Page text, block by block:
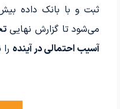
ثبت و با بانک داده
می‌شود تا گزارش نهایی
آسیب احتمالی در آینده